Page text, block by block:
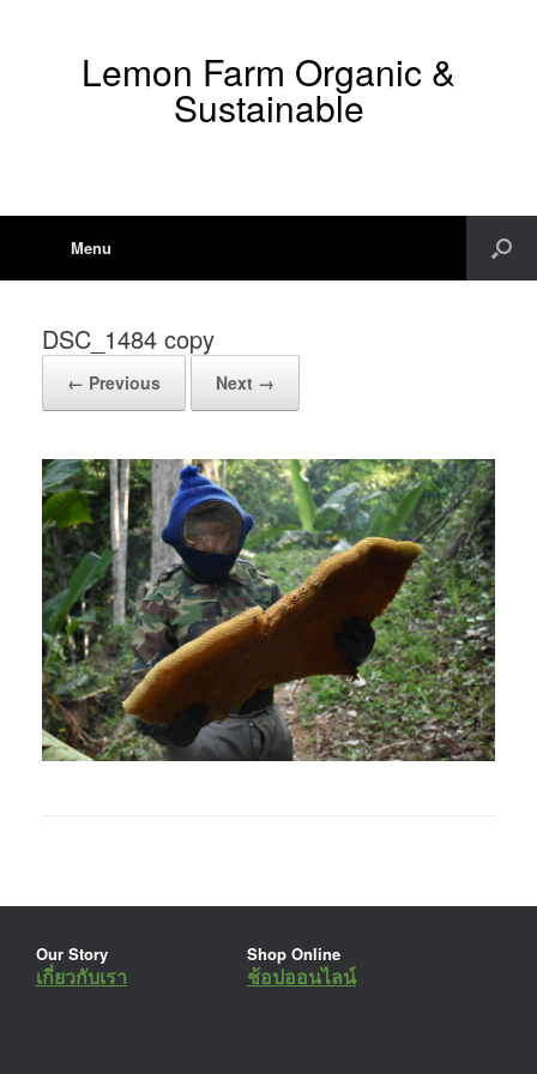
Lemon Farm Organic &
Sustainable
Menu
DSC_1484 copy
← Previous Next →
Our Story
เกี่ยวกับเรา
Shop Online
ช้อปออนไลน์